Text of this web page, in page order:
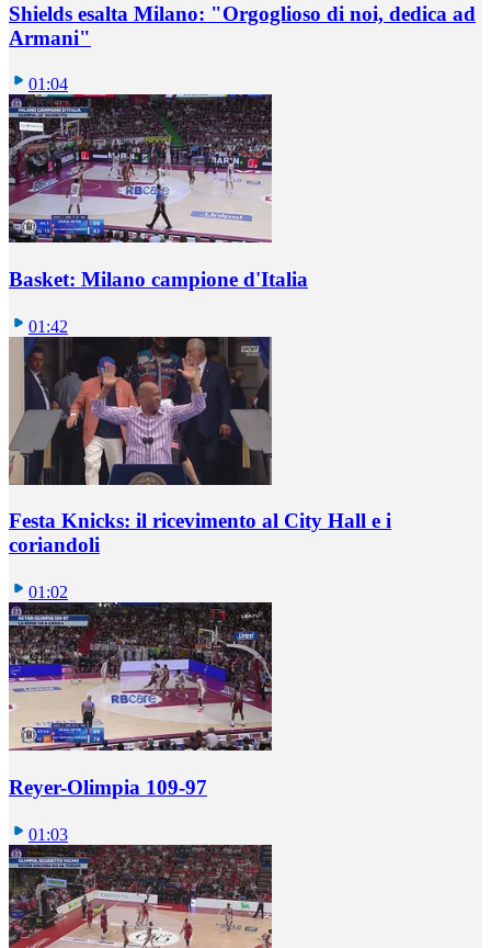
Shields esalta Milano: "Orgoglioso di noi, dedica ad
Armani"
01:04
Basket: Milano campione d'Italia
01:42
Festa Knicks: il ricevimento al City Hall e i
coriandoli
01:02
Reyer-Olimpia 109-97
01:03